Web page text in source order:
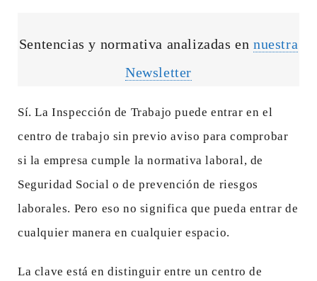
Sentencias y normativa analizadas en nuestra
Newsletter
Sí. La Inspección de Trabajo puede entrar en el
centro de trabajo sin previo aviso para comprobar
si la empresa cumple la normativa laboral, de
Seguridad Social o de prevención de riesgos
laborales. Pero eso no significa que pueda entrar de
cualquier manera en cualquier espacio.
La clave está en distinguir entre un centro de